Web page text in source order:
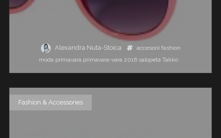
Alexandra Nuta-Stoica accesorii fashion
moda primavara primavara-vara 2016 salopeta Takko
Fashion & Accessories